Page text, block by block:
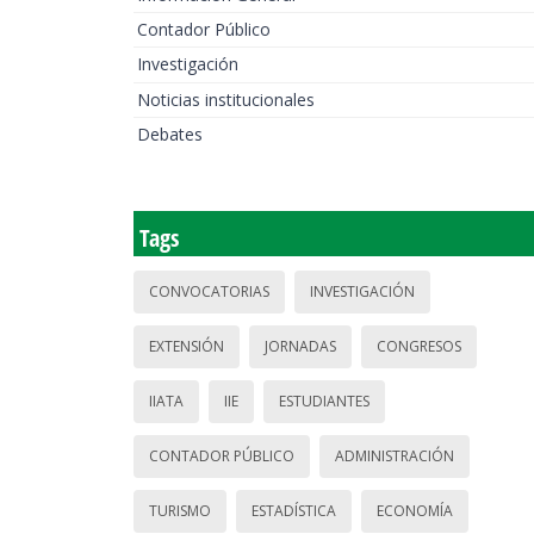
Contador Público
Investigación
Noticias institucionales
Debates
Tags
CONVOCATORIAS INVESTIGACIÓN
EXTENSIÓN JORNADAS CONGRESOS
IIATA IIE ESTUDIANTES
CONTADOR PÚBLICO ADMINISTRACIÓN
TURISMO ESTADÍSTICA ECONOMÍA